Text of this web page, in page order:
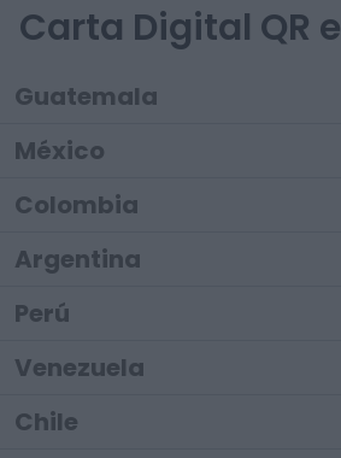
Carta Digital QR
Guatemala
México
Colombia
Argentina
Perú
Venezuela
Chile